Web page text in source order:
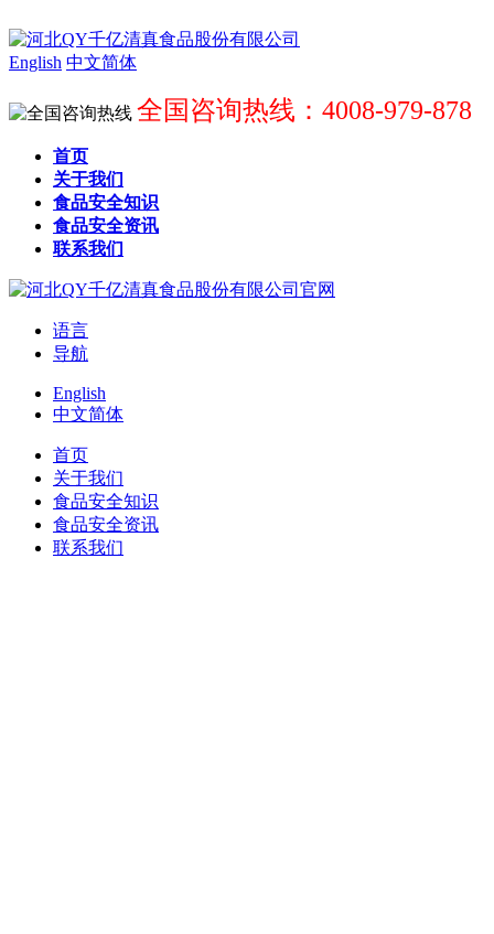
English 中文简体
全国咨询热线：4008-979-878
首页
关于我们
食品安全知识
食品安全资讯
联系我们
语言
导航
English
中文简体
首页
关于我们
食品安全知识
食品安全资讯
联系我们